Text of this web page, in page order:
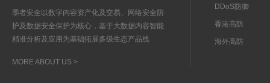
墨者安全以数字内容资产化及交易、网络安全防
护及数据安全保护为核心，基于大数据内容智能
精准分析及应用为基础拓展多级生态产品线
MORE ABOUT US >
DDoS防御
香港高防
海外高防